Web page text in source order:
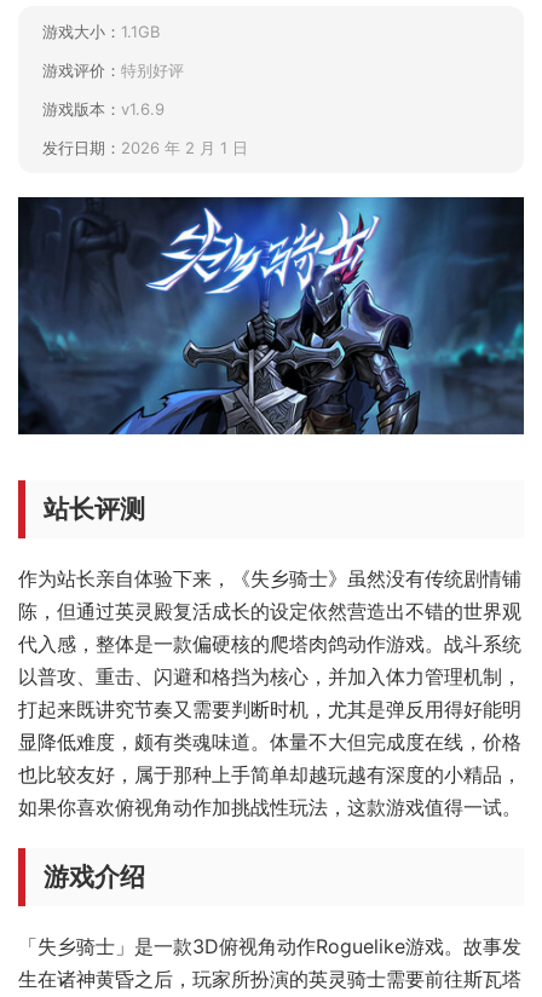
游戏大小： 1.1GB
游戏评价： 特别好评
游戏版本： v1.6.9
发行日期： 2026 年 2 月 1 日
站长评测
作为站长亲自体验下来，《失乡骑士》虽然没有传统剧情铺
陈，但通过英灵殿复活成长的设定依然营造出不错的世界观
代入感，整体是一款偏硬核的爬塔肉鸽动作游戏。战斗系统
以普攻、重击、闪避和格挡为核心，并加入体力管理机制，
打起来既讲究节奏又需要判断时机，尤其是弹反用得好能明
显降低难度，颇有类魂味道。体量不大但完成度在线，价格
也比较友好，属于那种上手简单却越玩越有深度的小精品，
如果你喜欢俯视角动作加挑战性玩法，这款游戏值得一试。
游戏介绍
「失乡骑士」是一款3D俯视角动作Roguelike游戏。故事发
生在诸神黄昏之后，玩家所扮演的英灵骑士需要前往斯瓦塔